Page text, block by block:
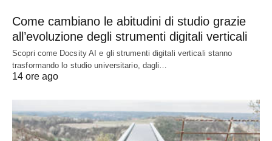
Come cambiano le abitudini di studio grazie
all’evoluzione degli strumenti digitali verticali
Scopri come Docsity AI e gli strumenti digitali verticali stanno
trasformando lo studio universitario, dagli…
14 ore ago